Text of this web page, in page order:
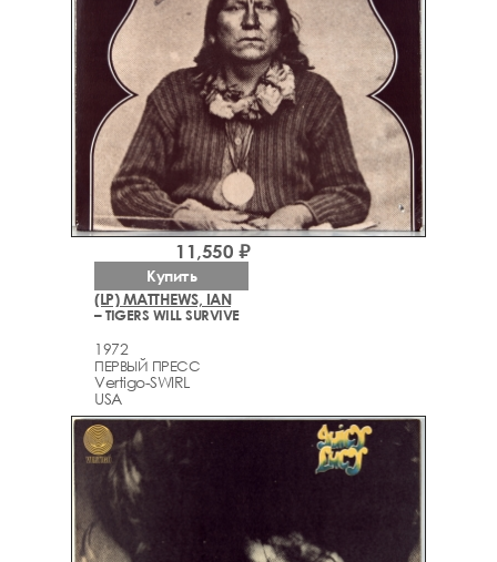
(LP) MATTHEWS, IAN
– TIGERS WILL SURVIVE
1972
ПЕРВЫЙ ПРЕСС
Vertigo-SWIRL
USA
11,550 ₽
Купить